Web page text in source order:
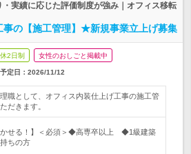
実績に応じた評価制度が強み｜オフィス移転
事の【施工管理】★新規事業立上げ募集
2日制 女性のおしごと掲載中
定日： 2026/11/12
職として、オフィス内装仕上げ工事の施工管
だきます。
かせる！】＜必須＞◆高専卒以上 ◆1級建築
ちの方